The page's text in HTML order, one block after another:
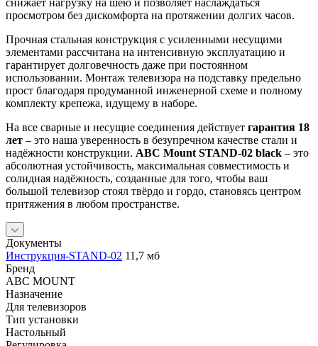
снижает нагрузку на шею и позволяет наслаждаться
просмотром без дискомфорта на протяжении долгих часов.
Прочная стальная конструкция с усиленными несущими
элементами рассчитана на интенсивную эксплуатацию и
гарантирует долговечность даже при постоянном
использовании. Монтаж телевизора на подставку предельно
прост благодаря продуманной инженерной схеме и полному
комплекту крепежа, идущему в наборе.
На все сварные и несущие соединения действует гарантия 18
лет – это наша уверенность в безупречном качестве стали и
надёжности конструкции. ABC Mount STAND-02 black – это
абсолютная устойчивость, максимальная совместимость и
солидная надёжность, созданные для того, чтобы ваш
большой телевизор стоял твёрдо и гордо, становясь центром
притяжения в любом пространстве.
Документы
Инструкция-STAND-02 11,7 мб
Бренд
ABC MOUNT
Назначение
Для телевизоров
Тип установки
Настольный